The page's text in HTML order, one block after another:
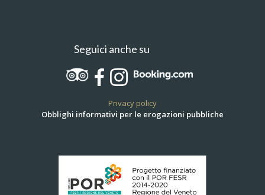
Seguici anche su
Privacy policy
Obblighi informativi per le erogazioni pubbliche